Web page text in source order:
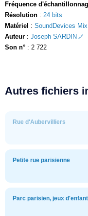
Fréquence
Résolution : 24 bits
Matériel : SoundDevices
Auteur : Joseph SARDIN
Son n° : 2 722
Autres fichiers
Rue d'Aubervilliers
Petite rue parisienne
Parc parisien, jeux